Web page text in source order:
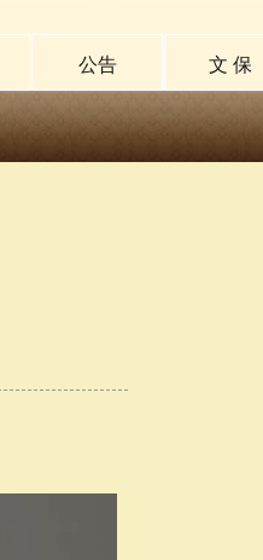
公告 文 保